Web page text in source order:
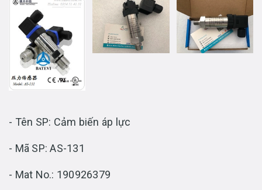
- Tên SP: Cảm biến áp lực
- Mã SP: AS-131
- Mat No.: 190926379